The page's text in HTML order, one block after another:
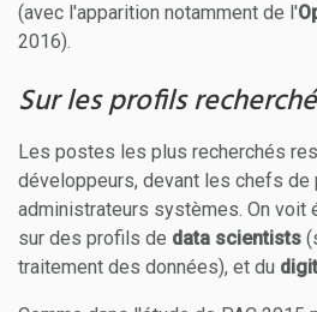
(avec l'apparition notamment de l'
2016).
Sur les profils
Les postes les plus recherchés
développeurs, devant les chefs de
administrateurs systèmes. On voit
sur des profils de data scientists
traitement des données), et du